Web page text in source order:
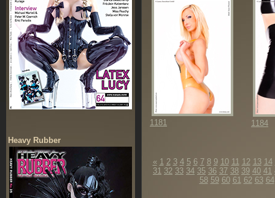
Heavy Rubber
1181 1184
« 1 2 3 4 5 6 7 8 9 10 11 12 13 14
31 32 33 34 35 36 37 38 39 40 41
58 59 60 61 62 63 64